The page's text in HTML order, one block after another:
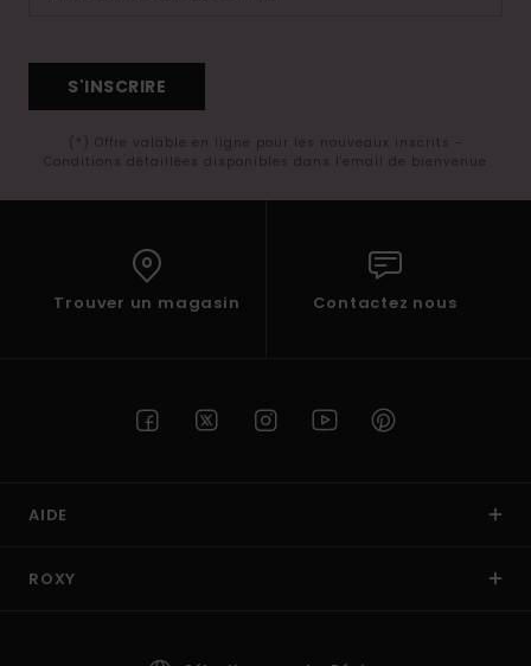
S'INSCRIRE
(*) Offre valable en ligne pour les nouveaux inscrits -
Conditions détaillées disponibles dans l'email de bienvenue
Trouver un magasin Contactez nous
AIDE
ROXY